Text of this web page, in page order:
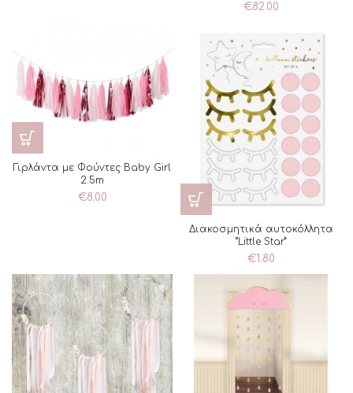
€82.00
Γιρλάντα με Φούντες Baby Girl
2.5m
€8.00
Διακοσμητικά αυτοκόλλητα
“Little Star”
€1.80